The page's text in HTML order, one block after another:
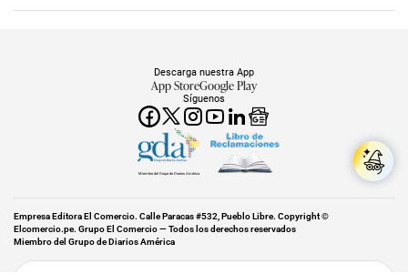
Síguenos
Descarga nuestra App
App StoreGoogle Play
Miembro del Grupo de Diarios América
Empresa Editora El Comercio. Calle Paracas #532, Pueblo Libre. Copyright ©
Elcomercio.pe. Grupo El Comercio — Todos los derechos reservados
Miembro del Grupo de Diarios América